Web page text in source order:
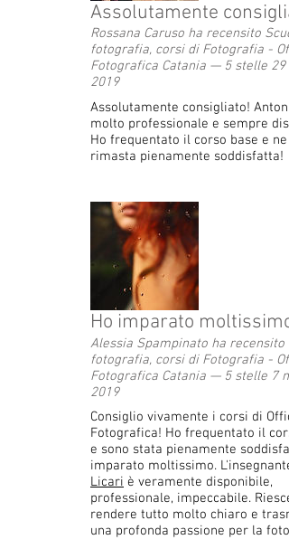
Assolutamente
Rossana Caruso ha recensito
fotografia, corsi di Fotografia -
Fotografica Catania — 5 stelle 29
2019
Assolutamente consigliato!
molto professionale e sempre
Ho frequentato il corso base e ne
rimasta pienamente soddisfatta!
Ho imparato moltissimo.
Alessia Spampinato ha recensito
fotografia, corsi di Fotografia -
Fotografica Catania — 5 stelle 7
2019
Consiglio vivamente i corsi di
Fotografica! Ho frequentato il
e sono stata pienamente
imparato moltissimo. L'insegnante
Licari è veramente disponibile,
professionale, impeccabile. Riesce
rendere tutto molto chiaro e
una profonda passione per la